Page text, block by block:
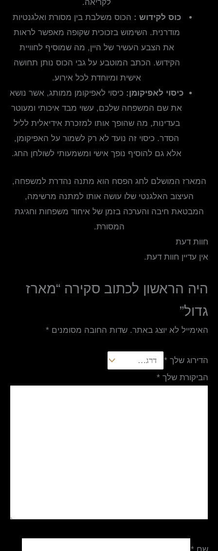
לקריאה.
כוס לקידוש : הכוס משלבת בין מסורת ואלגנטיות
מודרנית. השימוש בזכוכית שקופה מאפשר לראות
את הצבע העשיר של היין, מה שמוסיף לחוויית
הקידוש. הכתב המוטבע על גבי הכוס נותן תחושה
אישית ומיוחדת לכל אירוע.
כיסוי לאפיקומן: כיסוי לאפיקומן ממותג, אשר נושא
את שם המשפחה שלכם, עשוי מבד איכותי ומעוטר
בעדינות, מה שהופך אותו למזכרת אידיאלית לליל
הסדר. כיסוי זה נועד לא רק לשמור על האפיקומן,
אלא גם להוסיף נופך אישי ומשמעותי לשולחן החג.
המארז המושלם לחג הפסח הוא מתנה נהדרת למשפחה,
העיצוב האלגנטי שלו עושה אותו למתנה מרשימה,
המבטאת חיבה והערכה בזמן של איחוד משפחות וחגיגת
המסורת.
חוות דעת
אין עדיין חוות דעת.
היה הראשון לכתוב סקירה “מארז
גדול”
האימייל לא יוצג באתר. שדות החובה מסומנים *
הדירוג שלך *
הביקורת שלך *
שם *